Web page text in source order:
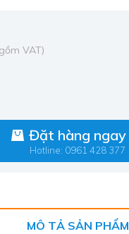
VAT)
Đặt hàng ngay
Hotline: 0961 428 377
MÔ TẢ SẢN PHẨM